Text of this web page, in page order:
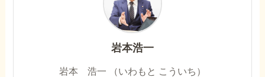
岩本浩一
岩本 浩一 （いわもと こういち）